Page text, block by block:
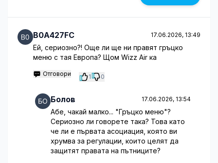
B0A427FC 17.06.2026, 13:49
Ей, сериозно?! Още ли ще ни правят гръцко
меню с тая Европа? Щом Wizz Air ка
Отговори 1 0
Болов 17.06.2026, 13:54
Абе, чакай малко... "Гръцко меню"?
Сериозно ли говорете така? Това като
че ли е първата асоциация, която ви
хрумва за регулации, които целят да
защитят правата на пътниците?